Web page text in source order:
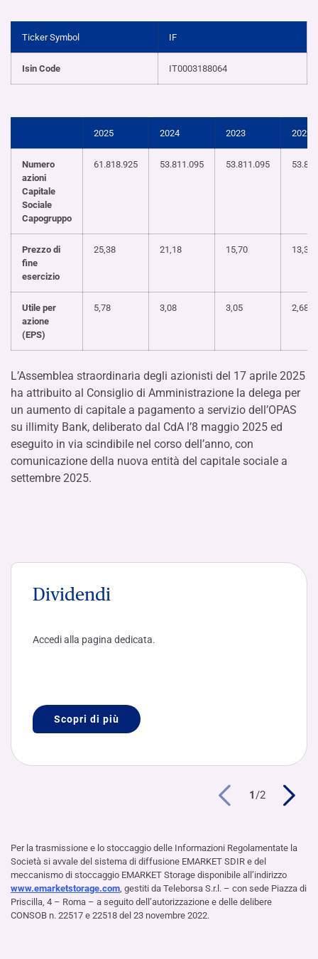
Ticker Symbol IF
Isin Code IT0003188064
2025 2024 2023 2022
Numero
azioni
Capitale
Sociale
Capogruppo
61.818.925 53.811.095 53.811.095
Prezzo di
fine
esercizio
25,38 21,18 15,70 13,31
Utile per
azione
(EPS)
5,78 3,08 3,05 2,68
L’Assemblea straordinaria degli azionisti del 17 aprile 2025
ha attribuito al Consiglio di Amministrazione la delega per
un aumento di capitale a pagamento a servizio dell’OPAS
su illimity Bank, deliberato dal CdA l’8 maggio 2025 ed
eseguito in via scindibile nel corso dell’anno, con
comunicazione della nuova entità del capitale sociale a
settembre 2025.
Dividendi
Accedi alla pagina dedicata.
Scopri di più
1/2
Per la trasmissione e lo stoccaggio delle Informazioni Regolamentate la
Società si avvale del sistema di diffusione EMARKET SDIR e del
meccanismo di stoccaggio EMARKET Storage disponibile all’indirizzo
www.emarketstorage.com , gestiti da Teleborsa S.r.l. – con sede Piazza di
Priscilla, 4 – Roma – a seguito dell’autorizzazione e delle delibere
CONSOB n. 22517 e 22518 del 23 novembre 2022.